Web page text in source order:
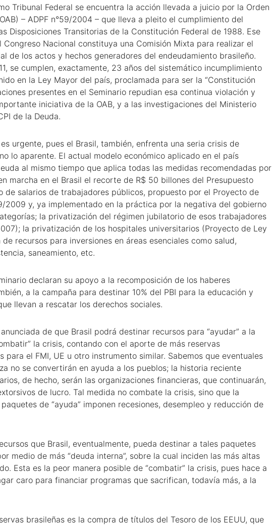
Tribunal Federal se encuentra la acción llevada a juicio por la Orden
– ADPF n°59/2004 – que lleva a pleito el cumplimiento del
Disposiciones Transitorias de la Constitución Federal de 1988. Ese
Nacional constituya una Comisión Mixta para realizar el
de los actos y hechos generadores del endeudamiento brasileño.
se cumplen, exactamente, 23 años del sistemático incumplimiento
en la Ley Mayor del país, proclamada para ser la “Constitución
presentes en el Seminario repudian esa continua violación y
iniciativa de la OAB, y a las investigaciones del Ministerio
de la Deuda.
urgente, pues el Brasil, también, enfrenta una seria crisis de
lo aparente. El actual modelo económico aplicado en el país
al mismo tiempo que aplica todas las medidas recomendadas por
marcha en el Brasil el recorte de R$ 50 billones del Presupuesto
de salarios de trabajadores públicos, propuesto por el Proyecto de
2009 y, ya implementado en la práctica por la negativa del gobierno
la privatización del régimen jubilatorio de esos trabajadores
la privatización de los hospitales universitarios (Proyecto de Ley
recursos para inversiones en áreas esenciales como salud,
saneamiento, etc.
declaran su apoyo a la recomposición de los haberes
a la campaña para destinar 10% del PBI para la educación y
llevan a rescatar los derechos sociales.
de que Brasil podrá destinar recursos para “ayudar” a la
la crisis, contando con el aporte de más reservas
para el FMI, UE u otro instrumento similar. Sabemos que eventuales
no se convertirán en ayuda a los pueblos; la historia reciente
de hecho, serán las organizaciones financieras, que continuarán,
de lucro. Tal medida no combate la crisis, sino que la
de “ayuda” imponen recesiones, desempleo y reducción de
que Brasil, eventualmente, pueda destinar a tales paquetes
medio de más “deuda interna”, sobre la cual inciden las más altas
Esta es la peor manera posible de “combatir” la crisis, pues hace a
caro para financiar programas que sacrifican, todavía más, a la
brasileñas es la compra de títulos del Tesoro de los EEUU, que